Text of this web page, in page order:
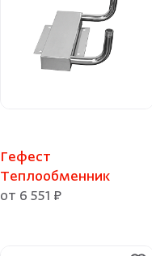
Гефест
Теплообменник
от 6 551 ₽